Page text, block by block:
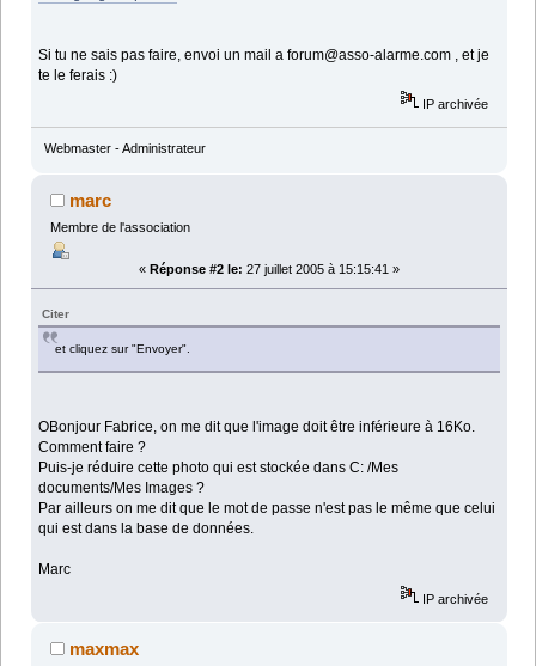
Si tu ne sais pas faire, envoi un mail a forum@asso-alarme.com , et je
te le ferais :)
IP archivée
Webmaster - Administrateur
marc
Membre de l'association
« Réponse #2 le: 27 juillet 2005 à 15:15:41 »
Citer
et cliquez sur "Envoyer".
OBonjour Fabrice, on me dit que l'image doit être inférieure à 16Ko.
Comment faire ?
Puis-je réduire cette photo qui est stockée dans C: /Mes
documents/Mes Images ?
Par ailleurs on me dit que le mot de passe n'est pas le même que celui
qui est dans la base de données.
Marc
IP archivée
maxmax